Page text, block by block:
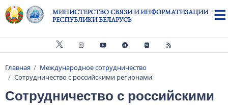
Перейти к основному содержанию
МИНИСТЕРСТВО СВЯЗИ И ИНФОРМАТИЗАЦИИ
РЕСПУБЛИКИ БЕЛАРУСЬ
Строка навигации
Главная
Международное сотрудничество
Сотрудничество с российскими регионами
Сотрудничество с российскими